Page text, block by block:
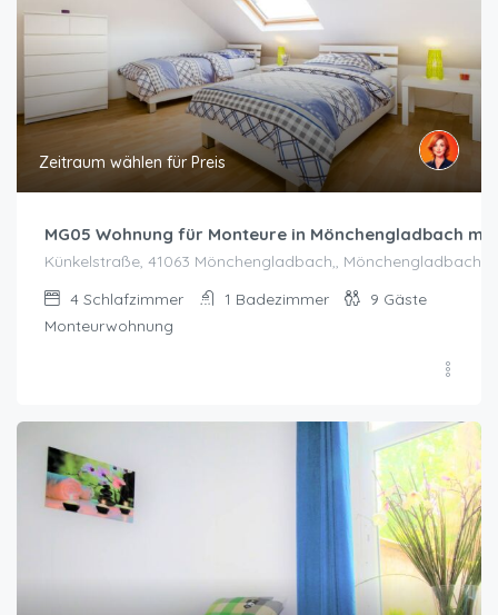
Zeitraum wählen für Preis
MG05 Wohnung für Monteure in Mönchengladbach
Künkelstraße, 41063 Mönchengladbach,, Mönchengladbach
4 Schlafzimmer 1 Badezimmer 9 Gäste
Monteurwohnung